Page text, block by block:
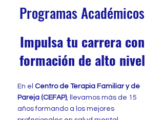
Programas Académicos
Impulsa tu carrera con
formación de alto nivel
En el Centro de Terapia Familiar y de
Pareja (CEFAP), llevamos más de 15
años formando a los mejores